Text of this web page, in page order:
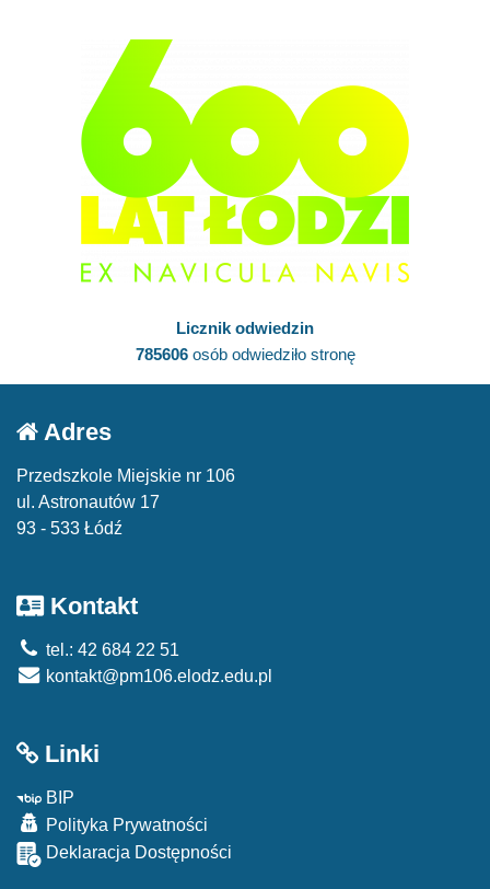
Licznik odwiedzin
785606osób odwiedziło stronę
Adres
Przedszkole Miejskie nr 106
ul. Astronautów 17
93 - 533 Łódź
Kontakt
tel.: 42 684 22 51
kontakt@pm106.elodz.edu.pl
Linki
BIP
Polityka Prywatności
Deklaracja Dostępności